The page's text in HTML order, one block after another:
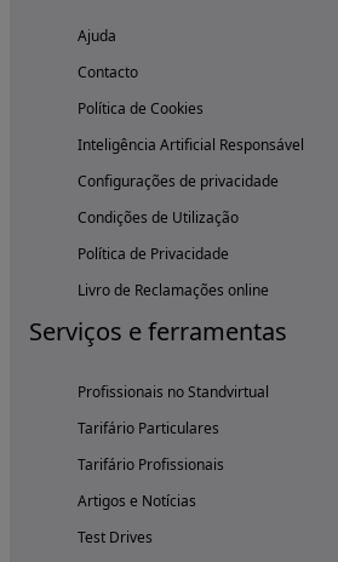
Ajuda
Contacto
Política de Cookies
Inteligência Artificial Responsável
Configurações de privacidade
Condições de Utilização
Política de Privacidade
Livro de Reclamações online
Serviços e ferramentas
Profissionais no Standvirtual
Tarifário Particulares
Tarifário Profissionais
Artigos e Notícias
Test Drives